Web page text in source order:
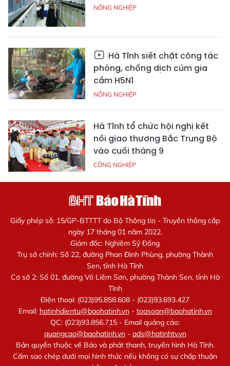
NÔNG NGHIỆP
Hà Tĩnh siết chặt công tác
phòng, chống dịch cúm gia
cầm H5N1
NÔNG NGHIỆP
Hà Tĩnh tổ chức hội nghị kết
nối giao thương Bắc Trung Bộ
vào cuối tháng 9
CÔNG NGHIỆP
Giấy phép số: 15/GP-BTTTT do Bộ Thông tin - Truyền thông cấp
ngày 17 tháng 01 năm 2022.
Giám đốc: Nghiêm Sỹ Đống
Trụ sở chính: Số 22, đường Phan Đình Phùng, phường Thành
Sen, tỉnh Hà Tĩnh
Cơ sở 2: Số 01, đường Võ Liêm Sơn, phường Thành Sen, tỉnh Hà
Tĩnh
Điện thoại: (023)95.858.608 - (023)93.693.427
Email: hatinhdientu@baohatinh.vn- toasoan@baohatinh.vn
QC: (023)93.856.715 - Email quảng cáo:
quangcao@baohatinh.vn- ads@hatinhtv.vn
Bản quyền thuộc về Báo và phát thanh, truyền hình Hà Tĩnh.
Cấm sao chép dưới mọi hình thức nếu không có sự chấp thuận